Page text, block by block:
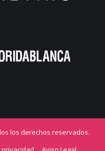
los derechos reservados.